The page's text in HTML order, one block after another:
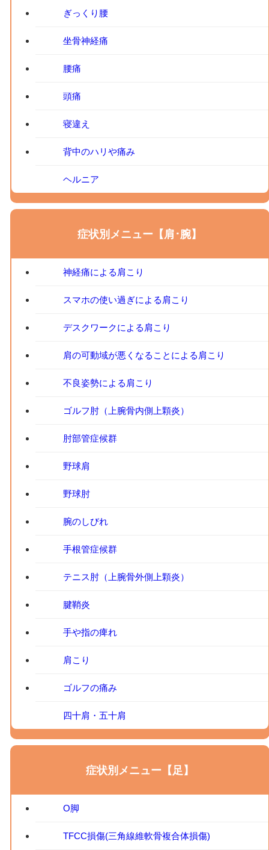
ぎっくり腰
坐骨神経痛
腰痛
頭痛
寝違え
背中のハリや痛み
ヘルニア
症状別メニュー【肩･腕】
神経痛による肩こり
スマホの使い過ぎによる肩こり
デスクワークによる肩こり
肩の可動域が悪くなることによる肩こり
不良姿勢による肩こり
ゴルフ肘（上腕骨内側上顆炎）
肘部管症候群
野球肩
野球肘
腕のしびれ
手根管症候群
テニス肘（上腕骨外側上顆炎）
腱鞘炎
手や指の痺れ
肩こり
ゴルフの痛み
四十肩・五十肩
症状別メニュー【足】
O脚
TFCC損傷(三角線維軟骨複合体損傷)